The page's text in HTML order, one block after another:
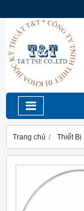
Trang chủ Thiết Bị